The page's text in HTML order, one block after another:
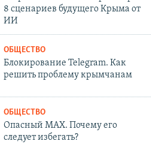
8 сценариев будущего Крыма от
ИИ
ОБЩЕСТВО
Блокирование Telegram. Как
решить проблему крымчанам
ОБЩЕСТВО
Опасный MAX. Почему его
следует избегать?